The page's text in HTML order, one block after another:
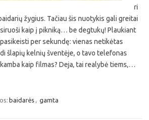
ri
žygius. Tačiau šis nuotykis gali greitai
kaip į pikniką… be degtukų! Plaukiant
per sekundę: vienas netikėtas
šlapių kelnių šventėje, o tavo telefonas
kaip filmas? Deja, tai realybė tiems,…
baidarės , gamta